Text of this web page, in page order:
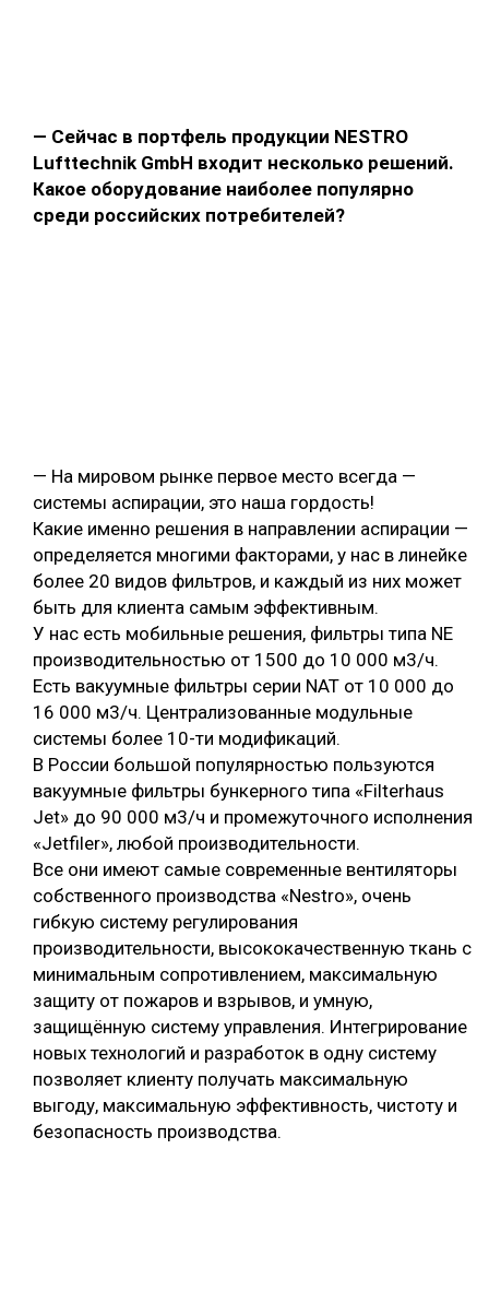
— Сейчас в портфель продукции NESTRO
Lufttechnik GmbH входит несколько решений.
Какое оборудование наиболее популярно
среди российских потребителей?
— На мировом рынке первое место всегда —
системы аспирации, это наша гордость!
Какие именно решения в направлении аспирации —
определяется многими факторами, у нас в линейке
более 20 видов фильтров, и каждый из них может
быть для клиента самым эффективным.
У нас есть мобильные решения, фильтры типа NE
производительностью от 1500 до 10 000 м3/ч.
Есть вакуумные фильтры серии NAT от 10 000 до
16 000 м3/ч. Централизованные модульные
системы более 10-ти модификаций.
В России большой популярностью пользуются
вакуумные фильтры бункерного типа «Filterhaus
Jet» до 90 000 м3/ч и промежуточного исполнения
«Jetfiler», любой производительности.
Все они имеют самые современные вентиляторы
собственного производства «Nestro», очень
гибкую систему регулирования
производительности, высококачественную ткань с
минимальным сопротивлением, максимальную
защиту от пожаров и взрывов, и умную,
защищённую систему управления. Интегрирование
новых технологий и разработок в одну систему
позволяет клиенту получать максимальную
выгоду, максимальную эффективность, чистоту и
безопасность производства.